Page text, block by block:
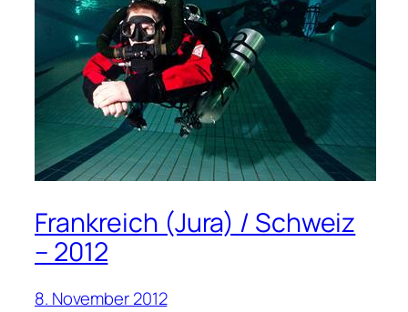
Frankreich (Jura) / Schweiz
– 2012
8. November 2012